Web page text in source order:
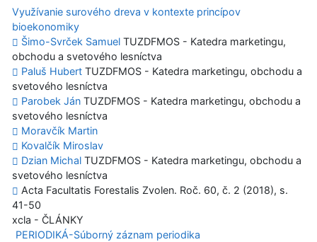
Využívanie surového dreva v kontexte princípov
bioekonomiky
Šimo-Svrček Samuel TUZDFMOS - Katedra marketingu,
obchodu a svetového lesníctva
Paluš Hubert TUZDFMOS - Katedra marketingu, obchodu a
svetového lesníctva
Parobek Ján TUZDFMOS - Katedra marketingu, obchodu a
svetového lesníctva
Moravčík Martin
Kovalčík Miroslav
Dzian Michal TUZDFMOS - Katedra marketingu, obchodu a
svetového lesníctva
Acta Facultatis Forestalis Zvolen. Roč. 60, č. 2 (2018), s.
41-50
xcla - ČLÁNKY
PERIODIKÁ-Súborný záznam periodika